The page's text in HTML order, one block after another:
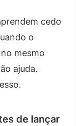
cedo
o
mesmo
ajuda.
de lançar